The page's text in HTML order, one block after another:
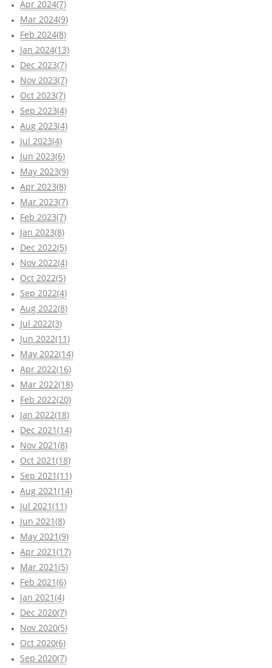
Apr 2024(7)
Mar 2024(9)
Feb 2024(8)
Jan 2024(13)
Dec 2023(7)
Nov 2023(7)
Oct 2023(7)
Sep 2023(4)
Aug 2023(4)
Jul 2023(4)
Jun 2023(6)
May 2023(9)
Apr 2023(8)
Mar 2023(7)
Feb 2023(7)
Jan 2023(8)
Dec 2022(5)
Nov 2022(4)
Oct 2022(5)
Sep 2022(4)
Aug 2022(8)
Jul 2022(3)
Jun 2022(11)
May 2022(14)
Apr 2022(16)
Mar 2022(18)
Feb 2022(20)
Jan 2022(18)
Dec 2021(14)
Nov 2021(8)
Oct 2021(18)
Sep 2021(11)
Aug 2021(14)
Jul 2021(11)
Jun 2021(8)
May 2021(9)
Apr 2021(17)
Mar 2021(5)
Feb 2021(6)
Jan 2021(4)
Dec 2020(7)
Nov 2020(5)
Oct 2020(6)
Sep 2020(7)